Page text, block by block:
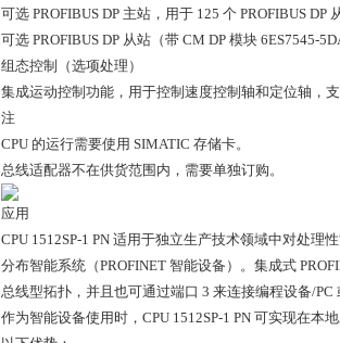
可选 PROFIBUS DP 主站，用于 125 个 PROFIBUS DP
可选 PROFIBUS DP 从站（带 CM DP 模块 6ES7545-
组态控制（选项处理）
集成运动控制功能，用于控制速度控制轴和定位轴，
注
CPU 的运行需要使用 SIMATIC 存储卡。
总线适配器不在供货范围内，需要单独订购。
应用
CPU 1512SP-1 PN 适用于独立生产技术领域中对处理
分布智能系统（PROFINET 智能设备）。集成式
总线型拓扑，并且也可通过端口 3 来连接编程设备/PC
作为智能设备使用时，CPU 1512SP-1 PN 可实现在